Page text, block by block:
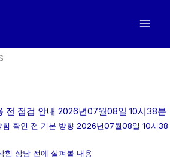
전 점검 안내 2026년07월08일 10시38분
힘 확인 전 기본 방향 2026년07월08일 10시38
힘 상담 전에 살펴볼 내용